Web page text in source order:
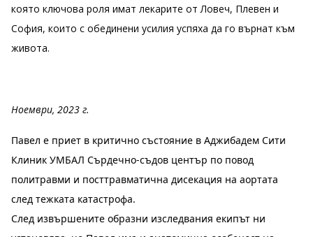
която ключова роля имат лекарите от Ловеч, Плевен и
София, които с обединени усилия успяха да го върнат към
живота.
Ноември, 2023 г.
Павел е приет в критично състояние в Аджибадем Сити
Клиник УМБАЛ Сърдечно-съдов център по повод
политравми и посттравматична дисекация на аортата
след тежката катастрофа.
След извършените образни изследвания екипът ни